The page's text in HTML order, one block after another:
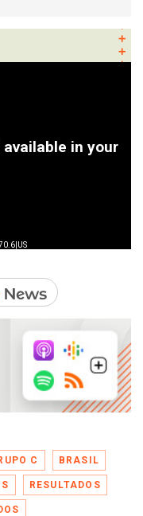
C BRASIL
RESULTADOS